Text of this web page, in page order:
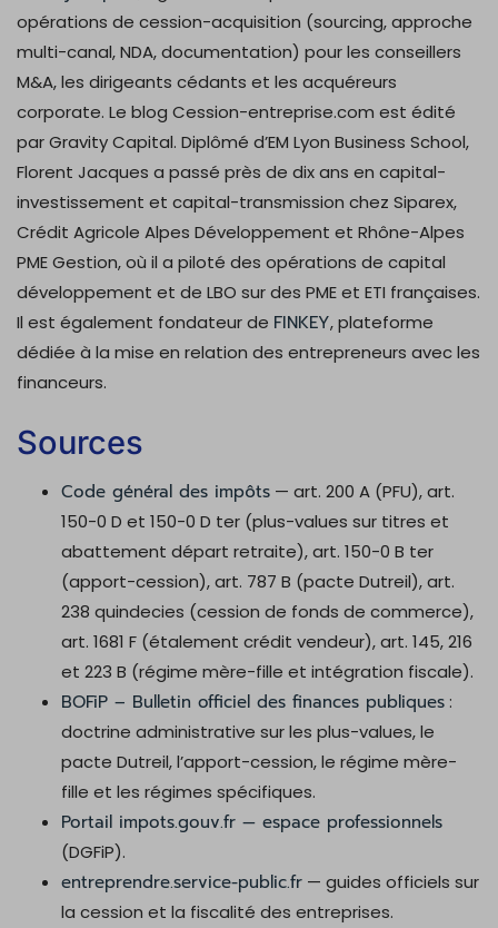
opérations de cession-acquisition (sourcing, approche
multi-canal, NDA, documentation) pour les conseillers
M&A, les dirigeants cédants et les acquéreurs
corporate. Le blog Cession-entreprise.com est édité
par Gravity Capital. Diplômé d’EM Lyon Business School,
Florent Jacques a passé près de dix ans en capital-
investissement et capital-transmission chez Siparex,
Crédit Agricole Alpes Développement et Rhône-Alpes
PME Gestion, où il a piloté des opérations de capital
développement et de LBO sur des PME et ETI françaises.
Il est également fondateur de FINKEY, plateforme
dédiée à la mise en relation des entrepreneurs avec les
financeurs.
Sources
Code général des impôts — art. 200 A (PFU), art.
150-0 D et 150-0 D ter (plus-values sur titres et
abattement départ retraite), art. 150-0 B ter
(apport-cession), art. 787 B (pacte Dutreil), art.
238 quindecies (cession de fonds de commerce),
art. 1681 F (étalement crédit vendeur), art. 145, 216
et 223 B (régime mère-fille et intégration fiscale).
BOFiP – Bulletin officiel des finances publiques :
doctrine administrative sur les plus-values, le
pacte Dutreil, l’apport-cession, le régime mère-
fille et les régimes spécifiques.
Portail impots.gouv.fr — espace professionnels
(DGFiP).
entreprendre.service-public.fr — guides officiels sur
la cession et la fiscalité des entreprises.